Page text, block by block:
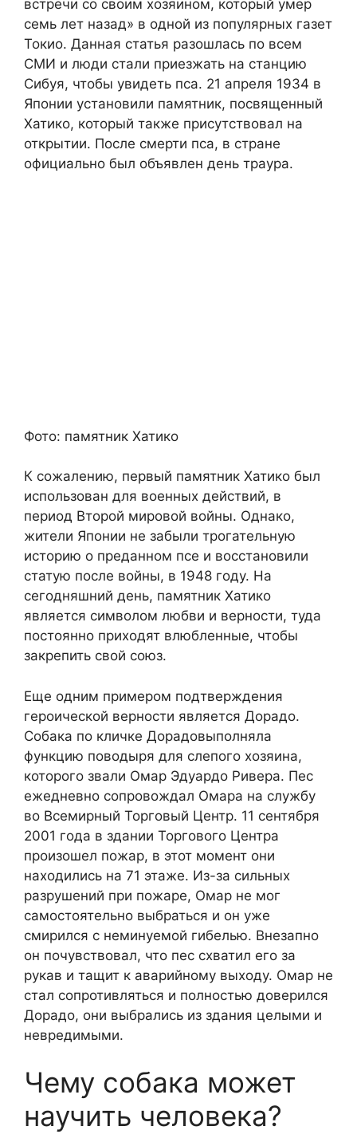
встречи со своим хозяином, который умер
семь лет назад» в одной из популярных газет
Токио. Данная статья разошлась по всем
СМИ и люди стали приезжать на станцию
Сибуя, чтобы увидеть пса. 21 апреля 1934 в
Японии установили памятник, посвященный
Хатико, который также присутствовал на
открытии. После смерти пса, в стране
официально был объявлен день траура.
Фото: памятник Хатико
К сожалению, первый памятник Хатико был
использован для военных действий, в
период Второй мировой войны. Однако,
жители Японии не забыли трогательную
историю о преданном псе и восстановили
статую после войны, в 1948 году. На
сегодняшний день, памятник Хатико
является символом любви и верности, туда
постоянно приходят влюбленные, чтобы
закрепить свой союз.
Еще одним примером подтверждения
героической верности является Дорадо.
Собака по кличке Дорадовыполняла
функцию поводыря для слепого хозяина,
которого звали Омар Эдуардо Ривера. Пес
ежедневно сопровождал Омара на службу
во Всемирный Торговый Центр. 11 сентября
2001 года в здании Торгового Центра
произошел пожар, в этот момент они
находились на 71 этаже. Из-за сильных
разрушений при пожаре, Омар не мог
самостоятельно выбраться и он уже
смирился с неминуемой гибелью. Внезапно
он почувствовал, что пес схватил его за
рукав и тащит к аварийному выходу. Омар не
стал сопротивляться и полностью доверился
Дорадо, они выбрались из здания целыми и
невредимыми.
Чему собака может
научить человека?